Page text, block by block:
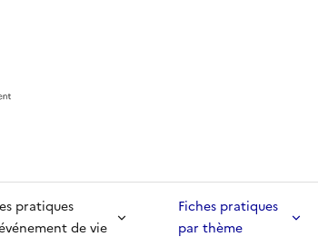
pratiques
de vie
Fiches pratiques
par thème